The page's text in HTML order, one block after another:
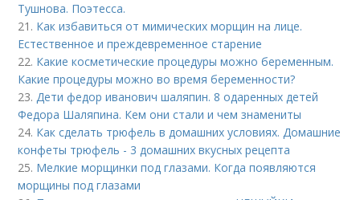
Тушнова. Поэтесса.
21. Как избавиться от мимических морщин на лице.
Естественное и преждевременное старение
22. Какие косметические процедуры можно беременным.
Какие процедуры можно во время беременности?
23.Дети федор иванович шаляпин. 8 одаренных детей
Федора Шаляпина. Кем они стали и чем знамениты
24. Как сделать трюфель в домашних условиях. Домашние
конфеты трюфель - 3 домашних вкусных рецепта
25. Мелкие морщинки под глазами. Когда появляются
морщины под глазами